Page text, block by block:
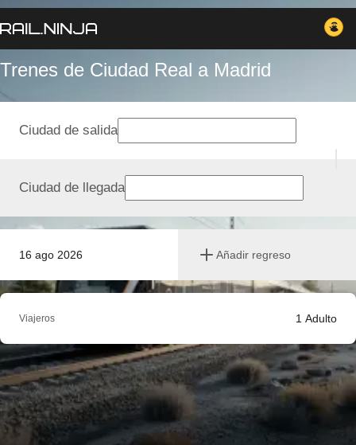
Trenes de Ciudad Real a Madrid
16 ago 2026 Añadir regreso
Ciudad de salida
Ciudad de llegada
Viajeros 1 Adulto